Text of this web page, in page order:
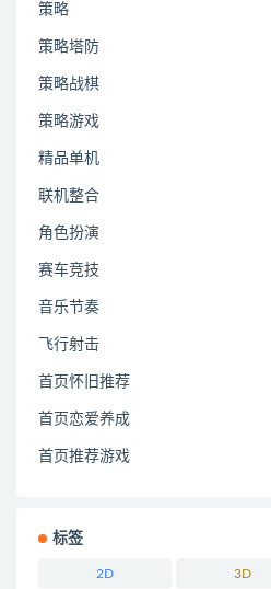
策略
策略塔防
策略战棋
策略游戏
精品单机
联机整合
角色扮演
赛车竞技
音乐节奏
飞行射击
首页怀旧推荐
首页恋爱养成
首页推荐游戏
标签
2D 3D